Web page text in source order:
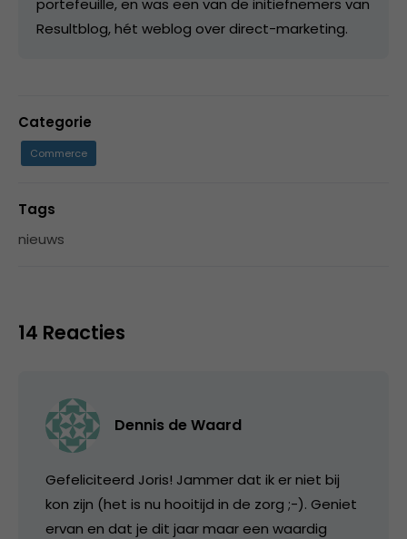
Resultblog, hét weblog over direct-marketing.
Categorie
Commerce
Tags
nieuws
14 Reacties
Dennis de Waard
Gefeliciteerd Joris! Jammer dat ik er niet bij
kon zijn (het is nu hooitijd in de zorg ;-). Geniet
ervan en dat je dit jaar maar een waardig